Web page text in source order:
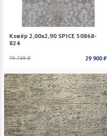
Ковёр 2,00х2,90 SPICE 50868-
824
79 789 ₽ 29 900 ₽